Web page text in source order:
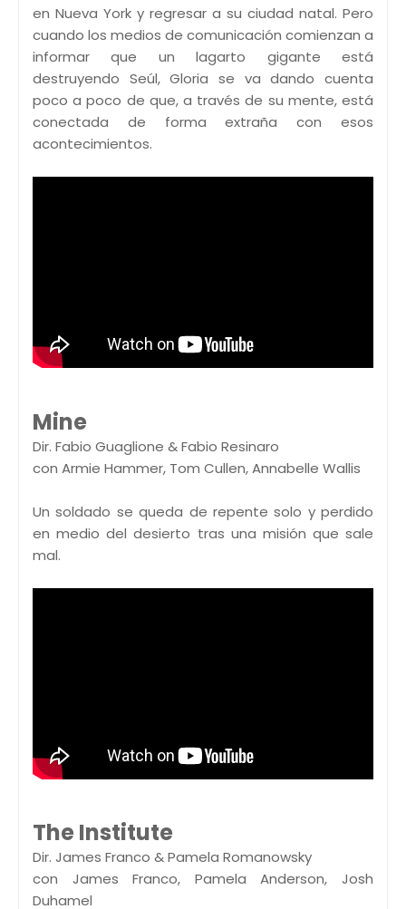
en Nueva York y regresar a su ciudad natal. Pero
cuando los medios de comunicación comienzan a
informar que un lagarto gigante está
destruyendo Seúl, Gloria se va dando cuenta
poco a poco de que, a través de su mente, está
conectada de forma extraña con esos
acontecimientos.
Mine
Dir. Fabio Guaglione & Fabio Resinaro
con Armie Hammer, Tom Cullen, Annabelle Wallis
Un soldado se queda de repente solo y perdido
en medio del desierto tras una misión que sale
mal.
The Institute
Dir. James Franco & Pamela Romanowsky
con James Franco, Pamela Anderson, Josh
Duhamel